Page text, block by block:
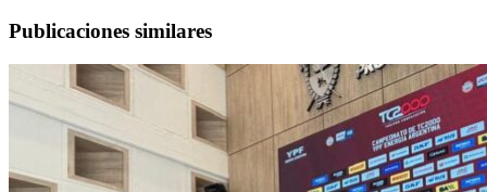
Publicaciones similares